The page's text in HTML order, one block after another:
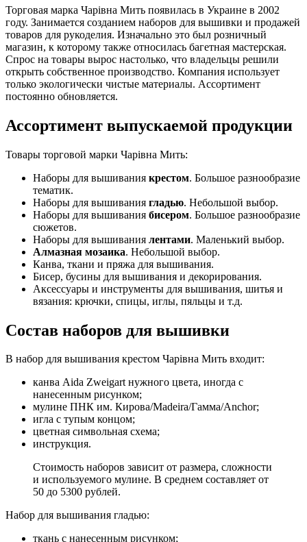
Торговая марка Чарівна Мить появилась в Украине в 2002
году. Занимается созданием наборов для вышивки и продажей
товаров для рукоделия. Изначально это был розничный
магазин, к которому также относилась багетная мастерская.
Спрос на товары вырос настолько, что владельцы решили
открыть собственное производство. Компания использует
только экологически чистые материалы. Ассортимент
постоянно обновляется.
Ассортимент выпускаемой продукции
Товары торговой марки Чарівна Мить:
Наборы для вышивания крестом. Большое разнообразие
тематик.
Наборы для вышивания гладью. Небольшой выбор.
Наборы для вышивания бисером. Большое разнообразие
сюжетов.
Наборы для вышивания лентами. Маленький выбор.
Алмазная мозаика. Небольшой выбор.
Канва, ткани и пряжа для вышивания.
Бисер, бусины для вышивания и декорирования.
Аксессуары и инструменты для вышивания, шитья и
вязания: крючки, спицы, иглы, пяльцы и т.д.
Состав наборов для вышивки
В набор для вышивания крестом Чарівна Мить входит:
канва Aida Zweigart нужного цвета, иногда с
нанесенным рисунком;
мулине ПНК им. Кирова/Madeira/Гамма/Anchor;
игла с тупым концом;
цветная символьная схема;
инструкция.
Стоимость наборов зависит от размера, сложности
и используемого мулине. В среднем составляет от
50 до 5300 рублей.
Набор для вышивания гладью:
ткань с нанесенным рисунком;